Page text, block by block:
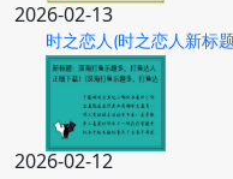
2026-02-13
时之恋人(时之恋人新标
2026-02-12